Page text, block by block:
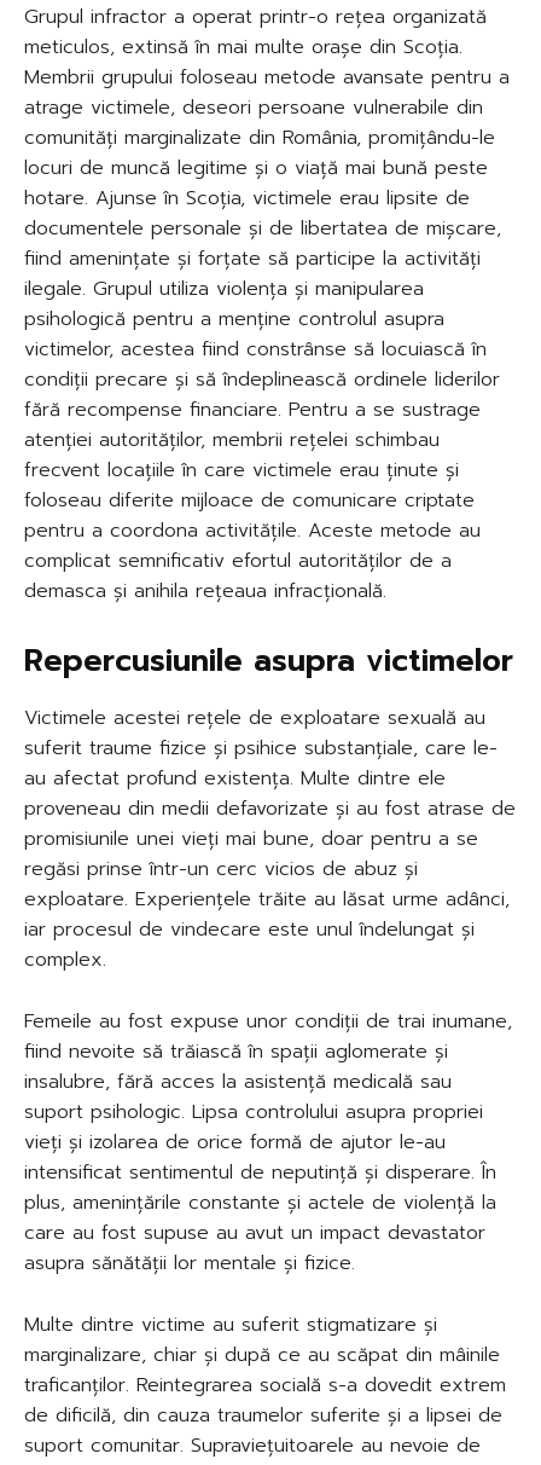
Grupul infractor a operat printr-o rețea organizată
meticulos, extinsă în mai multe orașe din Scoția.
Membrii grupului foloseau metode avansate pentru a
atrage victimele, deseori persoane vulnerabile din
comunități marginalizate din România, promițându-le
locuri de muncă legitime și o viață mai bună peste
hotare. Ajunse în Scoția, victimele erau lipsite de
documentele personale și de libertatea de mișcare,
fiind amenințate și forțate să participe la activități
ilegale. Grupul utiliza violența și manipularea
psihologică pentru a menține controlul asupra
victimelor, acestea fiind constrânse să locuiască în
condiții precare și să îndeplinească ordinele liderilor
fără recompense financiare. Pentru a se sustrage
atenției autorităților, membrii rețelei schimbau
frecvent locațiile în care victimele erau ținute și
foloseau diferite mijloace de comunicare criptate
pentru a coordona activitățile. Aceste metode au
complicat semnificativ efortul autorităților de a
demasca și anihila rețeaua infracțională.
Repercusiunile asupra victimelor
Victimele acestei rețele de exploatare sexuală au
suferit traume fizice și psihice substanțiale, care le-
au afectat profund existența. Multe dintre ele
proveneau din medii defavorizate și au fost atrase de
promisiunile unei vieți mai bune, doar pentru a se
regăsi prinse într-un cerc vicios de abuz și
exploatare. Experiențele trăite au lăsat urme adânci,
iar procesul de vindecare este unul îndelungat și
complex.
Femeile au fost expuse unor condiții de trai inumane,
fiind nevoite să trăiască în spații aglomerate și
insalubre, fără acces la asistență medicală sau
suport psihologic. Lipsa controlului asupra propriei
vieți și izolarea de orice formă de ajutor le-au
intensificat sentimentul de neputință și disperare. În
plus, amenințările constante și actele de violență la
care au fost supuse au avut un impact devastator
asupra sănătății lor mentale și fizice.
Multe dintre victime au suferit stigmatizare și
marginalizare, chiar și după ce au scăpat din mâinile
traficanților. Reintegrarea socială s-a dovedit extrem
de dificilă, din cauza traumelor suferite și a lipsei de
suport comunitar. Supraviețuitoarele au nevoie de